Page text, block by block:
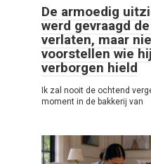
De armoedig
werd gevraagd
verlaten, maar
voorstellen wie
verborgen hield
Ik zal nooit de ochtend
moment in de bakkerij van